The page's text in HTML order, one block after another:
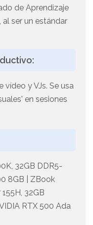
de Aprendizaje
ser un estándar
y VJs. Se usa
en sesiones
32GB DDR5-
8GB | ZBook
32GB
RTX 500 Ada